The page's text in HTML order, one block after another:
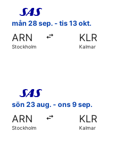
mån 28 sep. - tis 13 okt.
ARN
Stockholm
KLR
Kalmar
Välj flyg med Scandinavian
sön 23 aug. - ons 9 sep.
ARN
Stockholm
KLR
Kalmar
Välj flyg med Scandinavian